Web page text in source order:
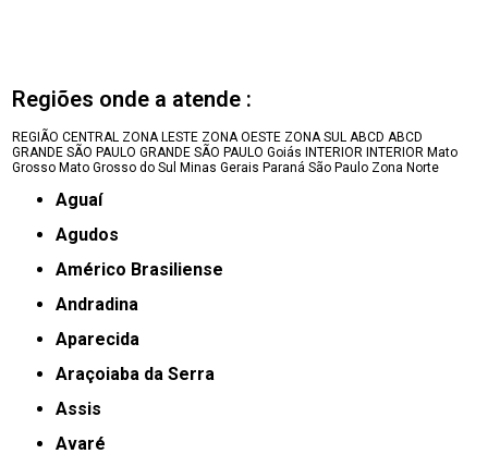
Regiões onde a atende :
REGIÃO CENTRAL ZONA LESTE ZONA OESTE ZONA SUL ABCD ABCD
GRANDE SÃO PAULO GRANDE SÃO PAULO Goiás INTERIOR INTERIOR Mato
Grosso Mato Grosso do Sul Minas Gerais Paraná São Paulo Zona Norte
Aguaí
Agudos
Américo Brasiliense
Andradina
Aparecida
Araçoiaba da Serra
Assis
Avaré